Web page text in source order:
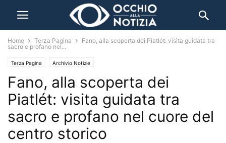
Home Terza Pagina
Fano, alla scoperta dei Piatlét: visita guidata tra
sacro e profano nel...
Terza Pagina Archivio Notizie
Fano, alla scoperta dei
Piatlét: visita guidata tra
sacro e profano nel cuore del
centro storico